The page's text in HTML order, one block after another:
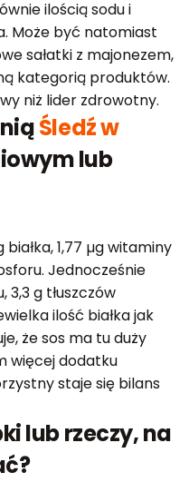
ilością sodu i
Może być natomiast
sałatki z majonezem,
kategorią produktów.
niż lider zdrowotny.
Śledź w
lub
1,77 µg witaminy
Jednocześnie
3,3 g tłuszczów
ilość białka jak
że sos ma tu duży
więcej dodatku
staje się bilans
lub rzeczy, na